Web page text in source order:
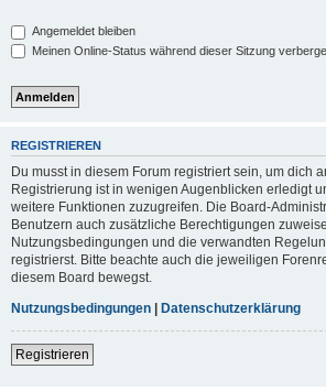
Angemeldet bleiben
Meinen Online-Status während dieser Sitzung
REGISTRIEREN
Du musst in diesem Forum registriert sein, um dich
Registrierung ist in wenigen Augenblicken erledigt
weitere Funktionen zuzugreifen. Die Board-
Benutzern auch zusätzliche Berechtigungen
Nutzungsbedingungen und die verwandten
registrierst. Bitte beachte auch die jeweiligen
diesem Board bewegst.
Nutzungsbedingungen | Datenschutzerklärung
Registrieren